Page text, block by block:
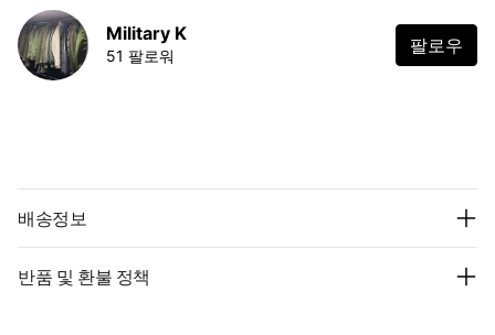
Military K
51 팔로워 팔로우
배송정보
반품 및 환불 정책